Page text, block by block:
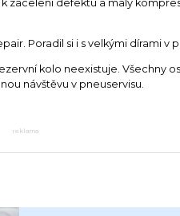
zacelení defektu a malý
Poradil si i s velkými dírami v
kolo neexistuje. Všechny
návštěvu v pneuservisu.
reklama